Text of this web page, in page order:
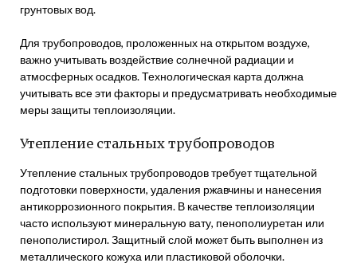
грунтовых вод.
Для трубопроводов, проложенных на открытом воздухе,
важно учитывать воздействие солнечной радиации и
атмосферных осадков. Технологическая карта должна
учитывать все эти факторы и предусматривать необходимые
меры защиты теплоизоляции.
Утепление стальных трубопроводов
Утепление стальных трубопроводов требует тщательной
подготовки поверхности, удаления ржавчины и нанесения
антикоррозионного покрытия. В качестве теплоизоляции
часто используют минеральную вату, пенополиуретан или
пенополистирол. Защитный слой может быть выполнен из
металлического кожуха или пластиковой оболочки.